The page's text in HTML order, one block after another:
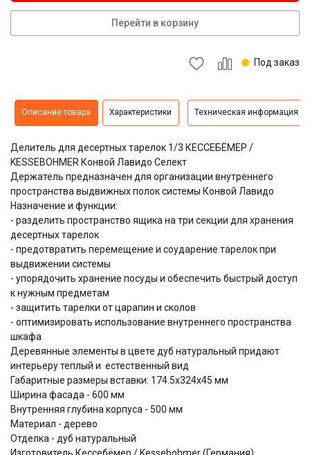
Перейти в корзину
Под заказ
Описание товара Характеристики Техническая информация
Делитель для десертных тарелок 1/3 КЕССЕБЁМЕР /
KESSEBOHMER Конвой Лавидо Селект
Держатель предназначен для организации внутреннего
пространства выдвижных полок системы Конвой Лавидо
Назначение и функции:
- разделить пространство ящика на три секции для хранения
десертных тарелок
- предотвратить перемещение и соударение тарелок при
выдвижении системы
- упорядочить хранение посуды и обеспечить быстрый доступ
к нужным предметам
- защитить тарелки от царапин и сколов
- оптимизировать использование внутреннего пространства
шкафа
Деревянные элементы в цвете дуб натуральный придают
интерьеру теплый и естественный вид
Габаритные размеры вставки: 174.5х324х45 мм
Ширина фасада - 600 мм
Внутренняя глубина корпуса - 500 мм
Материал - дерево
Отделка - дуб натуральный
Изготовитель Кессебёмер / Kessebohmer (Германия)